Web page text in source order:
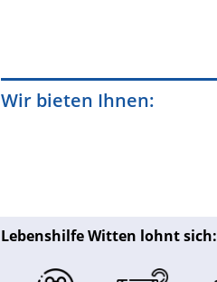
Wir bieten Ihnen:
Lebenshilfe Witten lohnt sich: